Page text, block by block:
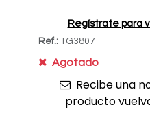
Regístrate para
Ref.: TG3807
Agotado
Recibe una
producto